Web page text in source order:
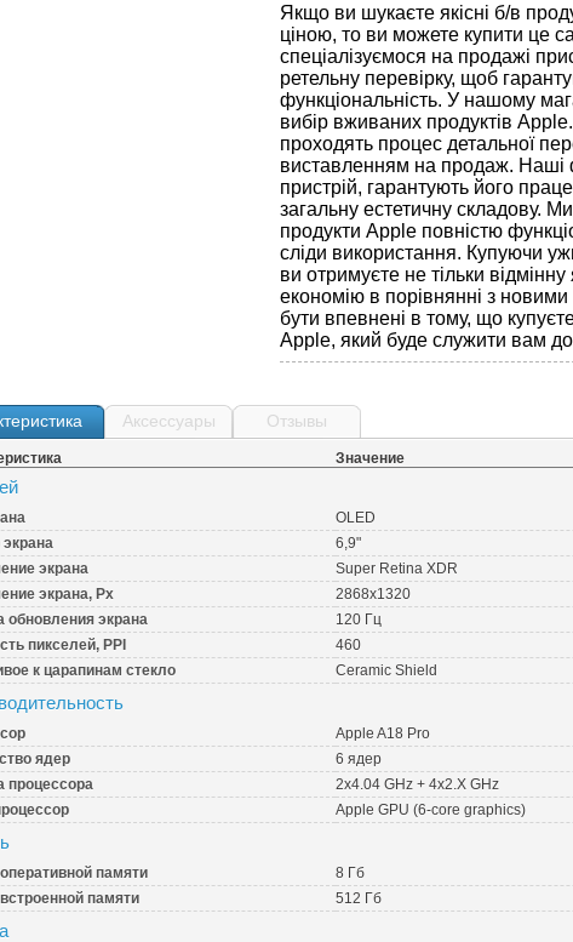
Якщо ви шукаєте якісні б/в
ціною, то ви можете купити це
спеціалізуємося на продажі
ретельну перевірку, щоб
функціональність. У нашому
вибір вживаних продуктів
проходять процес детальної
виставленням на продаж. Наші
пристрій, гарантують його
загальну естетичну складову.
продукти Apple повністю
сліди використання. Купуючи
ви отримуєте не тільки відмінну
економію в порівнянні з
бути впевнені в тому, що
Apple, який буде служити вам
Аксессуары Отзывы
Значение
OLED
6,9"
экрана
Super Retina XDR
экрана, Px
2868x1320
обновления экрана
120 Гц
пикселей, PPI
460
к царапинам стекло
Ceramic Shield
Apple A18 Pro
ядер
6 ядер
процессора
2x4.04 GHz + 4x2.X GHz
Apple GPU (6-core graphics)
памяти
8 Гб
памяти
512 Гб